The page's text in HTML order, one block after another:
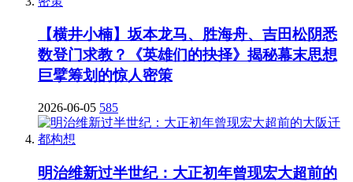
【横井小楠】坂本龙马、胜海舟、吉田松阴悉
数登门求教？《英雄们的抉择》揭秘幕末思想
巨擘筹划的惊人密策
2026-06-05 585
明治维新过半世纪：大正初年曾现宏大超前的